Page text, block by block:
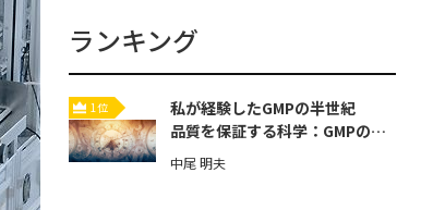
ランキング
1位
私が経験したGMPの半世紀
品質を保証する科学：GMPの歴
史と本質【第3回】
中尾 明夫